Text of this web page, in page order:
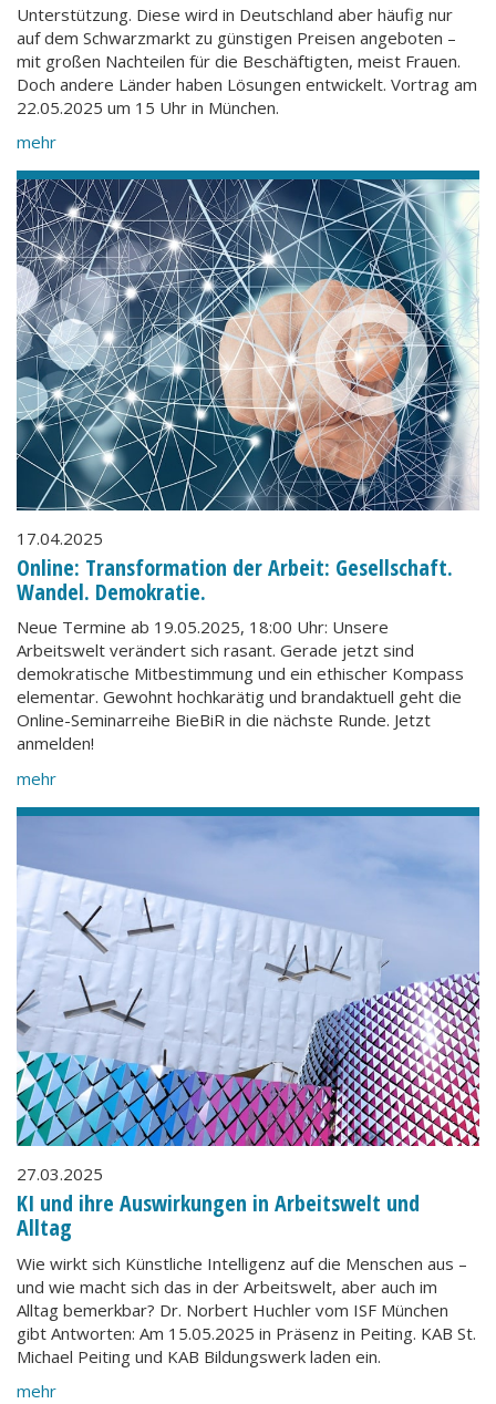
Unterstützung. Diese wird in Deutschland aber häufig nur
auf dem Schwarzmarkt zu günstigen Preisen angeboten –
mit großen Nachteilen für die Beschäftigten, meist Frauen.
Doch andere Länder haben Lösungen entwickelt. Vortrag am
22.05.2025 um 15 Uhr in München.
mehr
17.04.2025
Online: Transformation der Arbeit: Gesellschaft.
Wandel. Demokratie.
Neue Termine ab 19.05.2025, 18:00 Uhr: Unsere
Arbeitswelt verändert sich rasant. Gerade jetzt sind
demokratische Mitbestimmung und ein ethischer Kompass
elementar. Gewohnt hochkarätig und brandaktuell geht die
Online-Seminarreihe BieBiR in die nächste Runde. Jetzt
anmelden!
mehr
27.03.2025
KI und ihre Auswirkungen in Arbeitswelt und
Alltag
Wie wirkt sich Künstliche Intelligenz auf die Menschen aus –
und wie macht sich das in der Arbeitswelt, aber auch im
Alltag bemerkbar? Dr. Norbert Huchler vom ISF München
gibt Antworten: Am 15.05.2025 in Präsenz in Peiting. KAB St.
Michael Peiting und KAB Bildungswerk laden ein.
mehr